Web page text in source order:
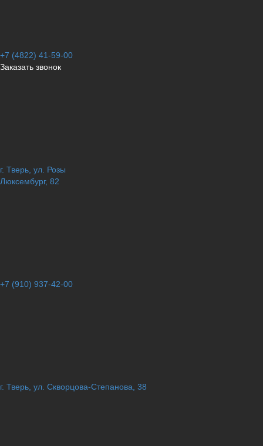
+7 (4822) 41-59-00
Заказать звонок
г. Тверь, ул. Розы
Люксембург, 82
+7 (910) 937-42-00
г. Тверь, ул. Скворцова-Степанова, 38